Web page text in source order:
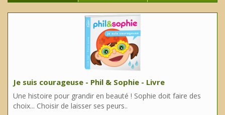
Je suis courageuse - Phil & Sophie - Livre
Une histoire pour grandir en beauté ! Sophie doit faire des
choix... Choisir de laisser ses peurs..